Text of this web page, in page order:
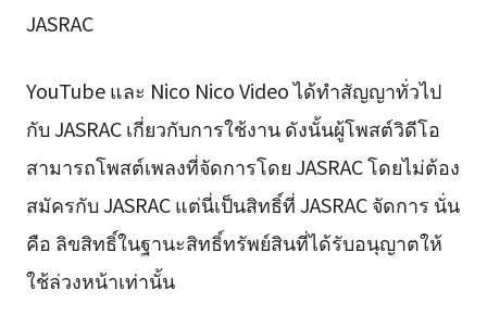
JASRAC
YouTube และ Nico Nico Video ได้ทำสัญญาทั่วไป
กับ JASRAC เกี่ยวกับการใช้งาน ดังนั้นผู้โพสต์วิดีโอ
สามารถโพสต์เพลงที่จัดการโดย JASRAC โดยไม่ต้อง
สมัครกับ JASRAC แต่นี่เป็นสิทธิ์ที่ JASRAC จัดการ นั่น
คือ ลิขสิทธิ์ในฐานะสิทธิ์ทรัพย์สินที่ได้รับอนุญาตให้
ใช้ล่วงหน้าเท่านั้น